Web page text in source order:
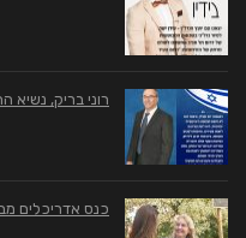
רוני בריק, נשיא
כנס אדריכלים